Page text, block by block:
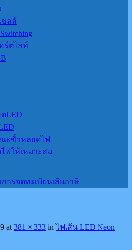
ชลล์
ร์ตไลท์
LED
ะขั้วหลอดไฟ
ฟให้เหมาะสม
ารจดทะเบียนเสียภาษี
at 381 × 333 inไฟเส้น LED Neon